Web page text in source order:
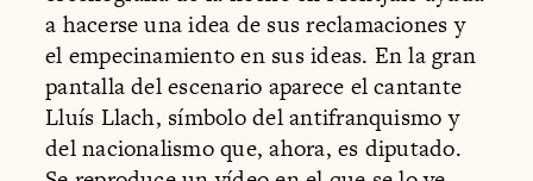
a hacerse una idea de sus reclamaciones y
el empecinamiento en sus ideas. En la gran
pantalla del escenario aparece el cantante
Lluís Llach, símbolo del antifranquismo y
del nacionalismo que, ahora, es diputado.